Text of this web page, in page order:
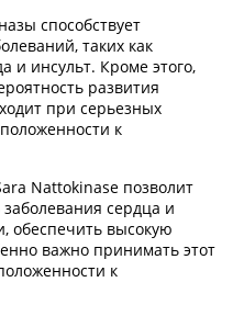
способствует
таких как
и инсульт. Кроме этого,
развития
при серьезных
к
Nattokinase позволит
сердца и
обеспечить высокую
важно принимать этот
к